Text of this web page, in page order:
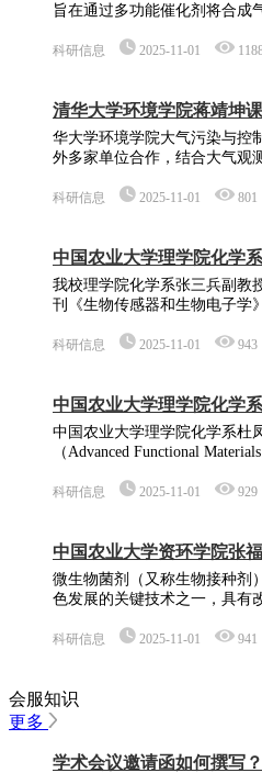
旨在通过多功能催化剂将合成
化工的高质量发展意义重大。
科研信息 2025-11-01
清华大学环境学院蒋靖坤
在氯循环中的关键作用
华大学环境学院大气污染与控
外多家单位合作，结合大气观
的重要贡献。
科研信息 2025-11-01 801
中国农业大学理学院化学
毒素B1荧光传感检测方面
我校理学院化学系张三兵副教
刊《生物传感器和生物电子学
感器对黄曲霉毒素B1的快速和
科研信息 2025-11-01 943
中国农业大学理学院化学
土壤扩散行为调控方面取
中国农业大学理学院化学系杜
（Advanced Functional
Directed Nanocarriers Enable
科研信息 2025-11-01 929
中国农业大学资环学院张
发文揭示土壤有机碳介导
微生物菌剂（又称生物接种剂
色发展的关键技术之一，具有
过程中的效果并不稳定，这一
《细胞—宿主与微生物》（Cell
科研信息 2025-11-01 941
会服知识
更多
学术会议邀请函如何撰写